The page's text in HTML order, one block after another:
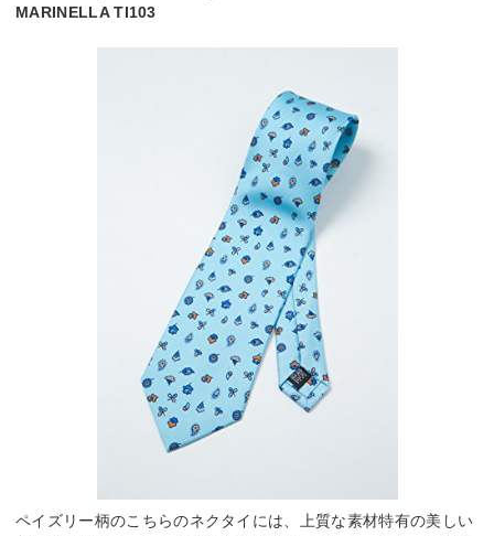
MARINELLA TI103
ペイズリー柄のこちらのネクタイには、上質な素材特有の美しい